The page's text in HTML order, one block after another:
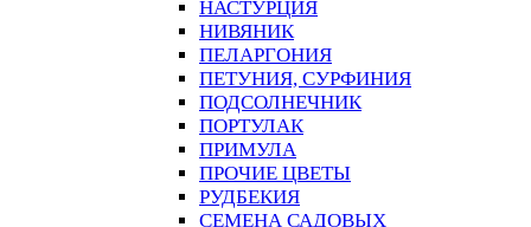
НАСТУРЦИЯ
НИВЯНИК
ПЕЛАРГОНИЯ
ПЕТУНИЯ, СУРФИНИЯ
ПОДСОЛНЕЧНИК
ПОРТУЛАК
ПРИМУЛА
ПРОЧИЕ ЦВЕТЫ
РУДБЕКИЯ
СЕМЕНА САДОВЫХ